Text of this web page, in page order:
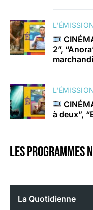
2”,
à deux”,
Les programmes
La Quotidienne